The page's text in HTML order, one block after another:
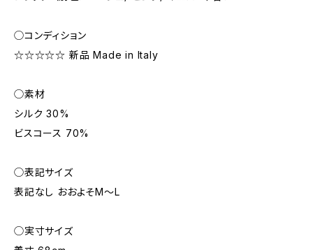
◯コンディション
☆☆☆☆☆ 新品 Made in Italy
◯素材
シルク 30%
ビスコース 70%
◯表記サイズ
表記なし おおよそM～L
◯実寸サイズ